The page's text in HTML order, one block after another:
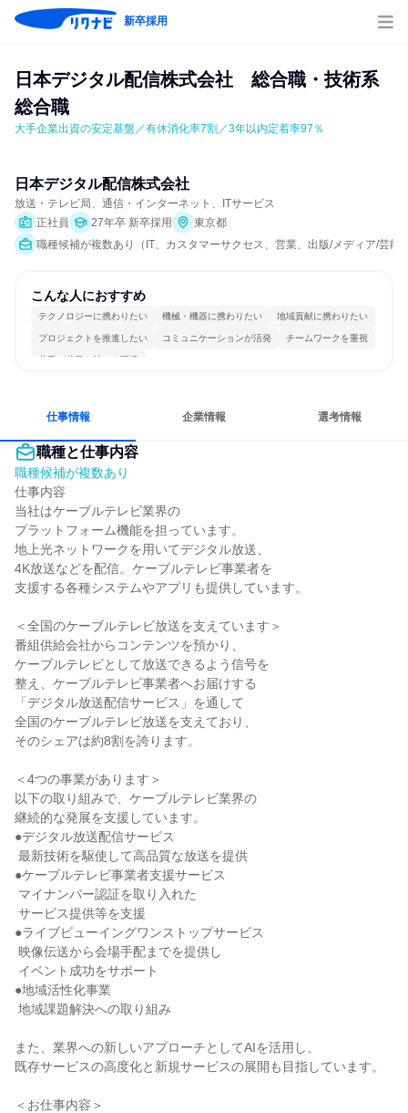
新卒採用
日本デジタル配信株式会社　総合職・技術系
総合職
大手企業出資の安定基盤／有休消化率7割／3年以内定着率97％
日本デジタル配信株式会社
放送・テレビ局、通信・インターネット、ITサービス
正社員
27年卒 新卒採用
東京都
職種候補が複数あり（IT、カスタマーサクセス、営業、出版/メディア/芸能/
こんな人におすすめ
テクノロジーに携わりたい 機械・機器に携わりたい 地域貢献に携わりたい
プロジェクトを推進したい コミュニケーションが活発 チームワークを重視
若手が裁量を持てる環境
仕事情報 企業情報 選考情報
職種と仕事内容
職種候補が複数あり
仕事内容
当社はケーブルテレビ業界の
プラットフォーム機能を担っています。
地上光ネットワークを用いてデジタル放送、
4K放送などを配信。ケーブルテレビ事業者を
支援する各種システムやアプリも提供しています。
＜全国のケーブルテレビ放送を支えています＞
番組供給会社からコンテンツを預かり、
ケーブルテレビとして放送できるよう信号を
整え、ケーブルテレビ事業者へお届けする
「デジタル放送配信サービス」を通して
全国のケーブルテレビ放送を支えており、
そのシェアは約8割を誇ります。
＜4つの事業があります＞
以下の取り組みで、ケーブルテレビ業界の
継続的な発展を支援しています。
●デジタル放送配信サービス
●ケーブルテレビ事業者支援サービス
●ライブビューイングワンストップサービス
●地域活性化事業
また、業界への新しいアプローチとしてAIを活用し、
既存サービスの高度化と新規サービスの展開も目指しています。
＜お仕事内容＞